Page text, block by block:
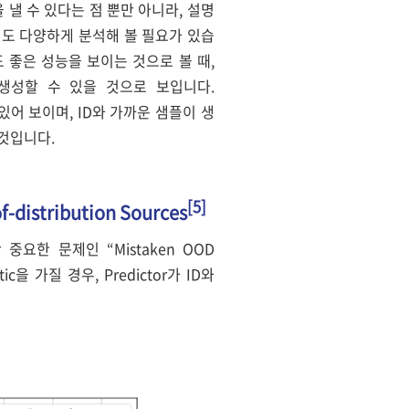
수 있다는 점 뿐만 아니라, 설명
다양하게 분석해 볼 필요가 있습
은 성능을 보이는 것으로 볼 때,
할 수 있을 것으로 보입니다.
보이며, ID와 가까운 샘플이 생
입니다.
distribution Sources[5]
요한 문제인 “Mistaken OOD
을 가질 경우, Predictor가 ID와